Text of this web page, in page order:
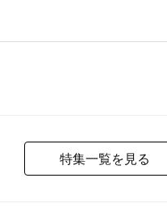
特集一覧を見る